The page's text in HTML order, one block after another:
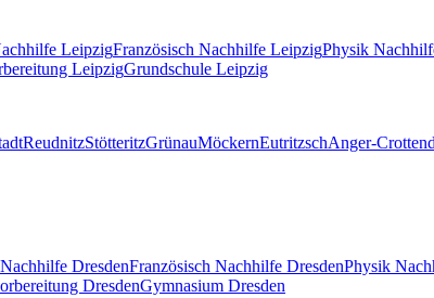
LeipzigFranzösisch Nachhilfe LeipzigPhysik
LeipzigGrundschule Leipzig
ReudnitzStötteritzGrünauMöckernEutritzschAnger-
Nachhilfe DresdenFranzösisch Nachhilfe DresdenPhysik
DresdenGymnasium Dresden